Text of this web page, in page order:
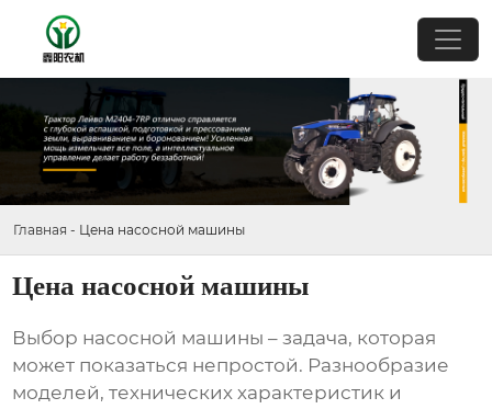
Главная - Цена насосной машины
Цена насосной машины
Выбор насосной машины – задача, которая
может показаться непростой. Разнообразие
моделей, технических характеристик и